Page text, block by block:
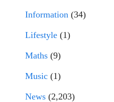
Information (34)
Lifestyle (1)
Maths (9)
Music (1)
News (2,203)